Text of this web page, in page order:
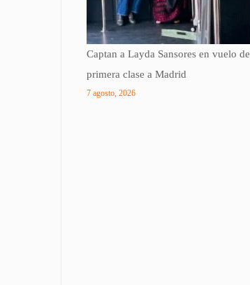
Captan a Layda Sansores en vuelo de
primera clase a Madrid
7 agosto, 2026